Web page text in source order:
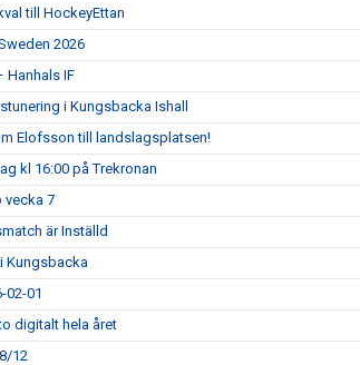
till HockeyEttan
2026
Hanhals IF
i Kungsbacka Ishall
Elofsson till landslagsplatsen!
kl 16:00 på Trekronan
vecka 7
är Inställd
Kungsbacka
02-01
digitalt hela året
12